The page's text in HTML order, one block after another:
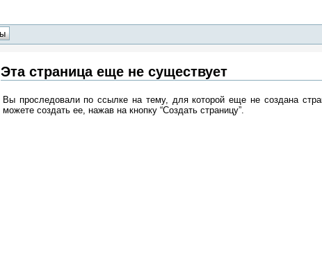
Эта страница еще не существует
Вы проследовали по ссылке на тему, для которой еще не создана
можете создать ее, нажав на кнопку “Создать страницу”.